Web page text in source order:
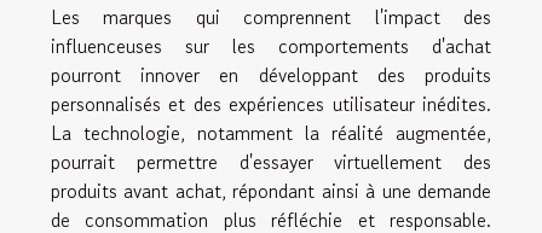
Les marques qui comprennent l'impact des
influenceuses sur les comportements d'achat
pourront innover en développant des produits
personnalisés et des expériences utilisateur inédites.
La technologie, notamment la réalité augmentée,
pourrait permettre d'essayer virtuellement des
produits avant achat, répondant ainsi à une demande
de consommation plus réfléchie et responsable.